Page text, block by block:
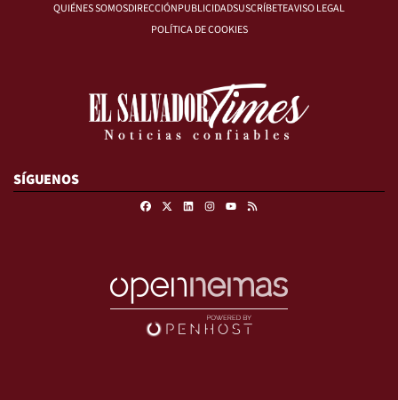
QUIÉNES SOMOSDIRECCIÓNPUBLICIDADSUSCRÍBETEAVISO LEGAL
POLÍTICA DE COOKIES
SÍGUENOS
FacebookLinkedinInstagram